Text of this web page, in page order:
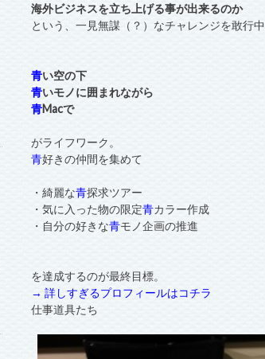
海外ビジネスを立ち上げる事が出来るのか
という、一見無謀（？）なチャレンジを敢行中
青い空の下
青いモノに囲まれながら
青Macで
がライフワーク。
青好きの仲間を集めて
・綺麗な青探求ツアー
・気に入った物の限定青カラー作成
・自分の好きな青モノ企画の推進
を達成するのが最終目標。
→ 詳しすぎるプロフィールはコチラ
仕事道具たち